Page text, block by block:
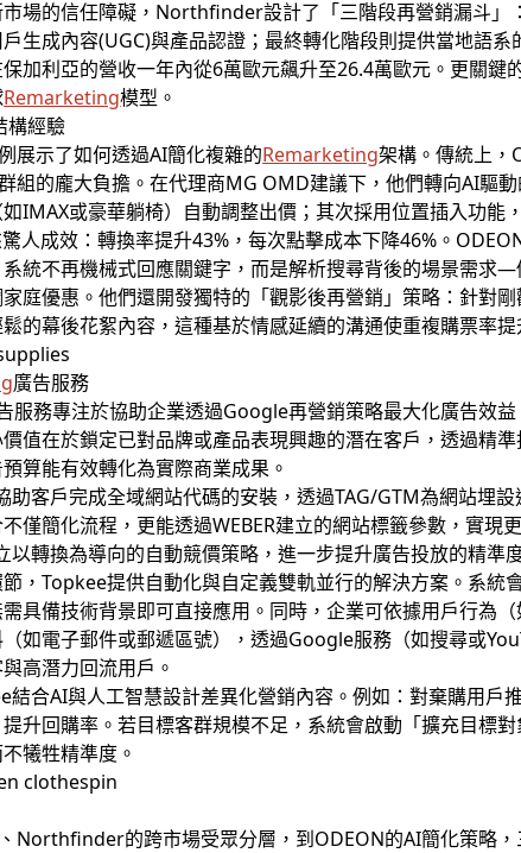
場的信任障礙，Northfinder設計了「三階段再營銷漏斗」
生成內容(UGC)與產品認證；最終轉化階段則提供當地語
加利亞的營收一年內從6萬歐元飆升至26.4萬歐元。更關鍵
Remarketing模型。
構經驗
展示了如何透過AI簡化複雜的Remarketing架構。傳統上，
組的龐大負擔。在代理商MG OMD建議下，他們轉向AI驅
IMAX或豪華躺椅）自動調整出價；其次採用位置插入功能
人成效：轉換率提升43%，每次點擊成本下降46%。
統不再機械式回應關鍵字，而是解析搜尋背後的場景需求
庭優惠。他們還開發獨特的「觀影後再營銷」策略：針對
的幕後花絮內容，這種基於情感延續的溝通使重複購票率提
廣告服務
服務專注於協助企業透過Google再營銷策略最大化廣告效
值在於鎖定已對品牌或產品表現興趣的潛在客戶，透過精
算能有效轉化為實際商業成果。
助客戶完成全域網站代碼的安裝，透過TAG/GTM為網站埋
僅簡化流程，更能透過WEBER建立的網站標籤參數，實現
轉換為導向的自動競價策略，進一步提升廣告投放的精準
，Topkee提供自動化與自定義雙軌並行的解決方案。系統
具備技術背景即可直接應用。同時，企業可依據用戶行為
如電子郵件或郵遞區號），透過Google服務（如搜尋或
高潛力回流用戶。
結合AI與人工智慧設計差異化營銷內容。例如：對棄購用戶
升回購率。若目標客群規模不足，系統會啟動「擴充目標
犧牲精準度。
Northfinder的跨市場受眾分層，到ODEON的AI簡化策略，